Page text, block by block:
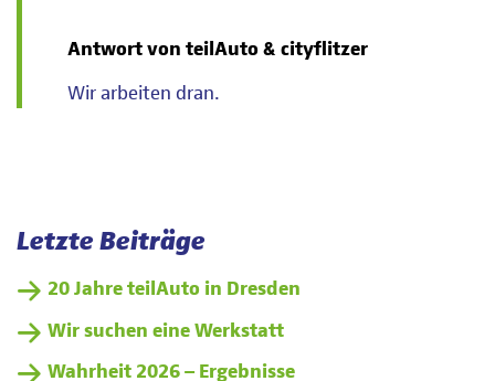
Antwort von teilAuto & cityflitzer
Wir arbeiten dran.
Letzte Beiträge
20 Jahre teilAuto in Dresden
Wir suchen eine Werkstatt
Wahrheit 2026 – Ergebnisse